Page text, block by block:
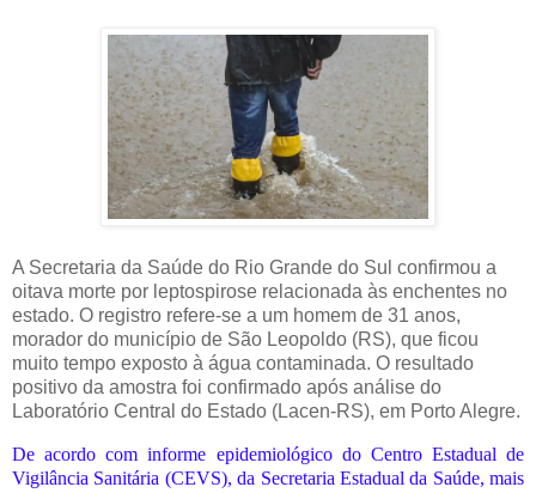
A Secretaria da Saúde do Rio Grande do Sul confirmou a
oitava morte por leptospirose relacionada às enchentes no
estado. O registro refere-se a um homem de 31 anos,
morador do município de São Leopoldo (RS), que ficou
muito tempo exposto à água contaminada. O resultado
positivo da amostra foi confirmado após análise do
Laboratório Central do Estado (Lacen-RS), em Porto Alegre.
De acordo com informe epidemiológico do Centro Estadual de
Vigilância Sanitária (CEVS), da Secretaria Estadual da Saúde, mais